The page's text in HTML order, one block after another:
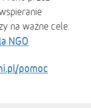
na ważne cele.
NGO
pomoc